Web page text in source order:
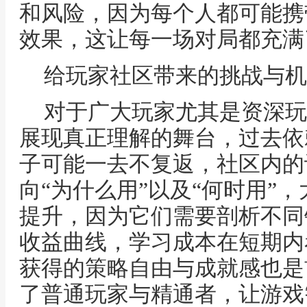
和风险，因为每个人都可能
效果，这让每一场对局都充
给玩家社区带来的挑战与
对于广大玩家尤其是资深
展现真正理解的舞台，过去
子可能一去不复返，社区内
向“为什么用”以及“何时用”
提升，因为它们需要剖析不
收益曲线，学习成本在短期
获得的策略自由与成就感也
了普通玩家与精通者，让游